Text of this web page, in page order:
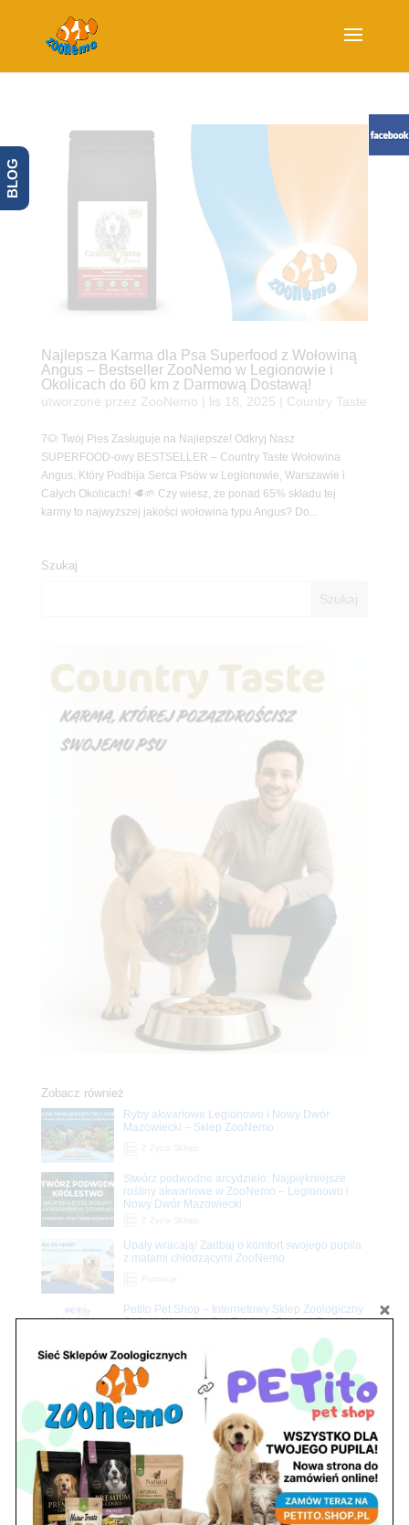
Najlepsza Karma dla Psa Superfood z Wołowiną
Angus – Bestseller ZooNemo w Legionowie i
Okolicach do 60 km z Darmową Dostawą!
utworzone przez ZooNemo lis 18, 2025 Country Taste
7🐶 Twój Pies Zasługuje na Najlepsze! Odkryj Nasz
SUPERFOOD-owy BESTSELLER – Country Taste Wołowina
Angus, Który Podbija Serca Psów w Legionowie, Warszawie i
Całych Okolicach! 🥩🌱 Czy wiesz, że ponad 65% składu tej
karmy to najwyższej jakości wołowina typu Angus? Do...
Szukaj
Zobacz również
Ryby akwariowe Legionowo i Nowy Dwór
Mazowiecki – Sklep ZooNemo
Stwórz podwodne arcydzieło: Najpiękniejsze
rośliny akwariowe w ZooNemo – Legionowo i
Nowy Dwór Mazowiecki
Upały wracają! Zadbaj o komfort swojego pupila
z matami chłodzącymi ZooNemo
Petito Pet Shop – Internetowy Sklep Zoologiczny
Online! Wszystko Dla Twojego Pupila | ZooNemo
Znajdź nas
Adres
05-120 Legionowo
ul. Piłsudskiego 31,
pawilon 134
tel./fax. 22 784 71 96
BLOG